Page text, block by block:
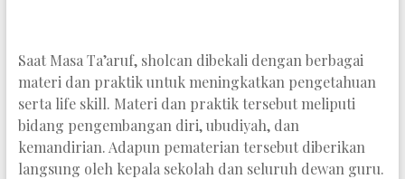
Saat Masa Ta’aruf, sholcan dibekali dengan berbagai
materi dan praktik untuk meningkatkan pengetahuan
serta life skill. Materi dan praktik tersebut meliputi
bidang pengembangan diri, ubudiyah, dan
kemandirian. Adapun pematerian tersebut diberikan
langsung oleh kepala sekolah dan seluruh dewan guru.